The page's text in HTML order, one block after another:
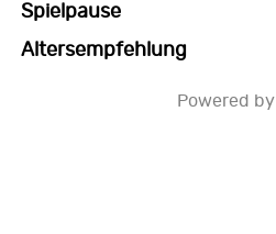
Spielpause
Altersempfehlung
Powered by